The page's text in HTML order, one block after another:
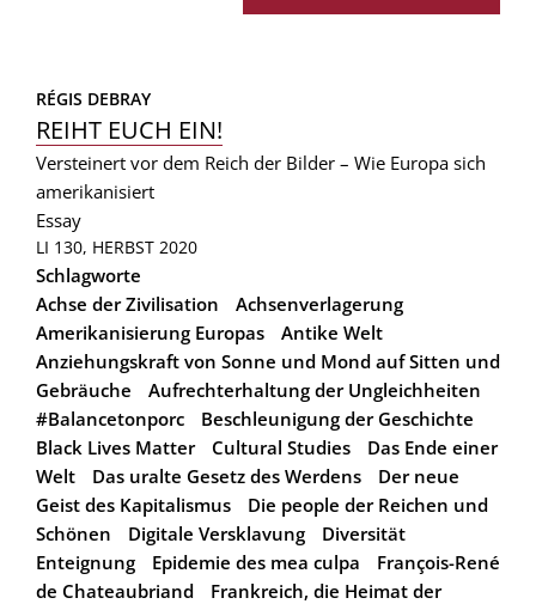
RÉGIS DEBRAY
REIHT EUCH EIN!
Versteinert vor dem Reich der Bilder – Wie Europa sich
amerikanisiert
Essay
LI 130, HERBST 2020
Schlagworte
Achse der Zivilisation
Achsenverlagerung
Amerikanisierung Europas
Antike Welt
Anziehungskraft von Sonne und Mond auf Sitten und
Gebräuche
Aufrechterhaltung der Ungleichheiten
#Balancetonporc
Beschleunigung der Geschichte
Black Lives Matter
Cultural Studies
Das Ende einer
Welt
Das uralte Gesetz des Werdens
Der neue
Geist des Kapitalismus
Die people der Reichen und
Schönen
Digitale Versklavung
Diversität
Enteignung
Epidemie des mea culpa
François-René
de Chateaubriand
Frankreich, die Heimat der